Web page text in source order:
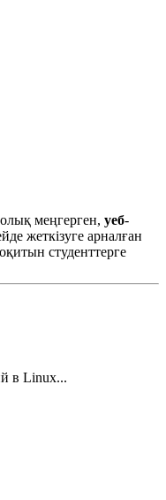
меңгерген, уеб-
жеткізуге арналған
студенттерге
в Linux...